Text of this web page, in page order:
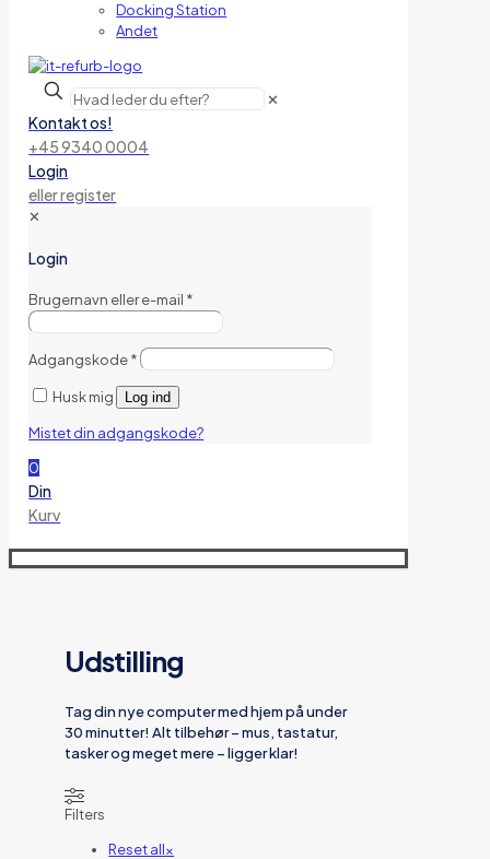
Docking Station
Andet
✕
Kontakt os!
+45 9340 0004
Login
eller register
✕
Login
Brugernavn eller e-mail *
Adgangskode*
Husk mig Log ind
Mistet din adgangskode?
0
Din
Kurv
Udstilling
Tag din nye computer med hjem på under
30 minutter! Alt tilbehør – mus, tastatur,
tasker og meget mere – ligger klar!
Filters
Reset all×